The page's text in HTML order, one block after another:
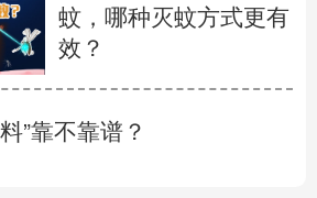
蚊，哪种灭蚊方式更有
效？
”靠不靠谱？